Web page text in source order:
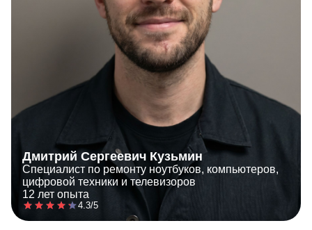
Дмитрий Сергеевич Кузьмин
Специалист по ремонту ноутбуков, компьютеров,
цифровой техники и телевизоров
12 лет опыта
4.3/5